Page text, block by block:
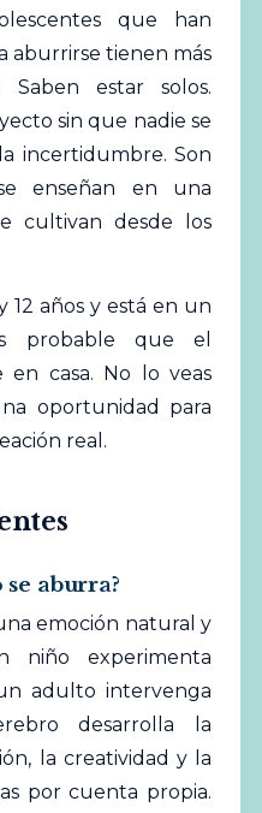
que han
aburrirse tienen más
Saben estar solos.
sin que nadie se
incertidumbre. Son
enseñan en una
cultivan desde los
años y está en un
probable que el
casa. No lo veas
oportunidad para
real.
aburra?
emoción natural y
niño experimenta
adulto intervenga
desarrolla la
la creatividad y la
por cuenta propia.